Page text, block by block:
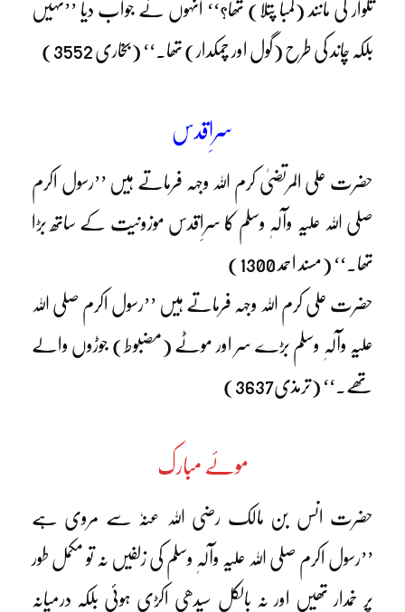
تلوار کی مانند (لمبا پتلا) تھا؟‘‘ انہوں نے جواب دیا ’’نہیں
بلکہ چاند کی طرح (گول اور چمکدار) تھا۔‘‘ (بخاری 3552)
سرِاقدس
حضرت علی المرتضیٰ کرم اللہ وجہہ فرماتے ہیں ’’رسول اکرم
صلی اللہ علیہ وآلہٖ وسلم کا سرِاقدس موزونیت کے ساتھ بڑا
تھا۔‘‘ (مسند احمد 1300)
حضرت علی کرم اللہ وجہہ فرماتے ہیں ’’رسول اکرم صلی اللہ
علیہ وآلہٖ وسلم بڑے سر اور موٹے (مضبوط) جوڑوں والے
تھے۔‘‘ (ترمذی3637)
موئے مبارک
حضرت انس بن مالک رضی اللہ عنہٗ سے مروی ہے
’’رسول اکرم صلی اللہ علیہ وآلہٖ وسلم کی زلفیں نہ تو مکمل طور
پر خمدار تھیں اور نہ بالکل سیدھی اکڑی ہوئی بلکہ درمیانہ